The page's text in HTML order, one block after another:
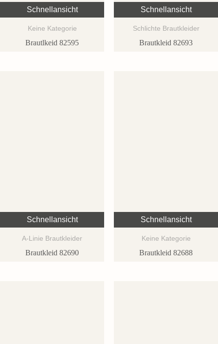
Schnellansicht
Keine Kategorie
Brautlkeid 82595
Schnellansicht
Schlichte Brautkleider
Brautkleid 82693
Schnellansicht
A-Linie Brautkleider
Brautkleid 82690
Schnellansicht
Keine Kategorie
Brautkleid 82688